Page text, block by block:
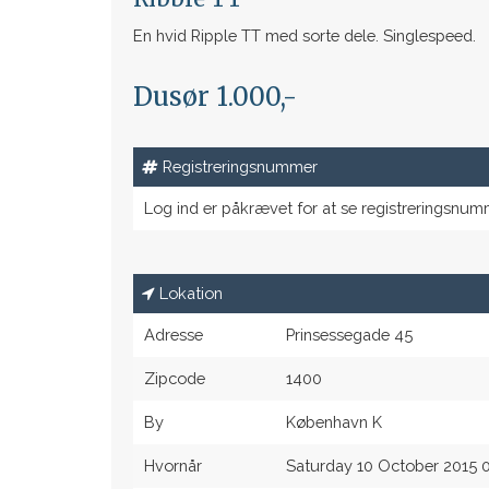
En hvid Ripple TT med sorte dele. Singlespeed.
Dusør 1.000,-
Registreringsnummer
Log ind er påkrævet for at se
Lokation
Adresse Prinsessegade 45
Zipcode 1400
By København K
Hvornår Saturday 10 October 2015